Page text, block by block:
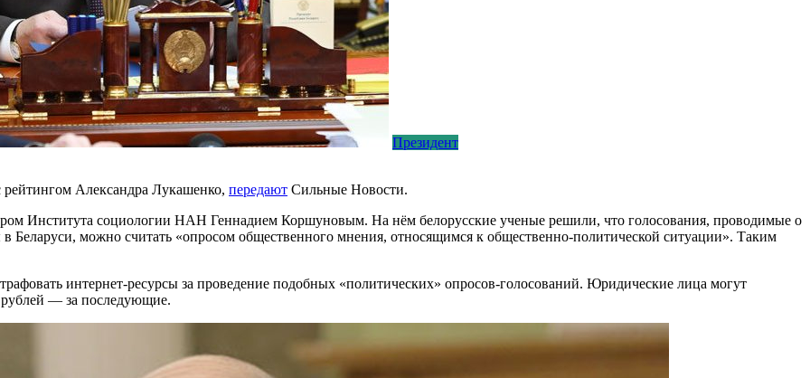
Президент
рейтингом Александра Лукашенко, передают Сильные Новости.
Института социологии НАН Геннадием Коршуновым. На нём белорусские ученые решили, что голосования, проводимые о
Беларуси, можно считать «опросом общественного мнения, относящимся к общественно-политической ситуации». Таким
интернет-ресурсы за проведение подобных «политических» опросов-голосований. Юридические лица могут
рублей — за последующие.